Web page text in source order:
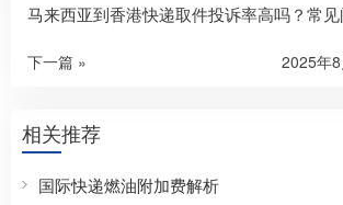
马来西亚到香港快递取件投诉率高吗？常
下一篇 » 2025年
相关推荐
国际快递燃油附加费解析